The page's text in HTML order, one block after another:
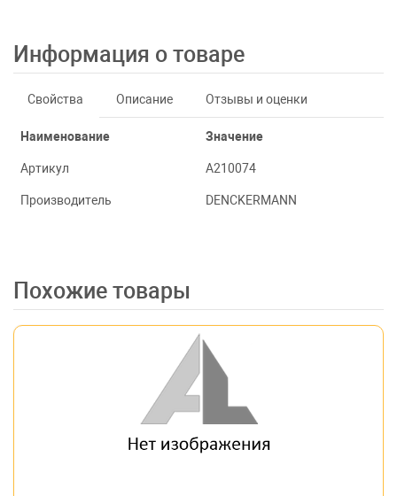
Информация о товаре
Свойства Описание Отзывы и оценки
Наименование Значение
Артикул A210074
Производитель DENCKERMANN
Похожие товары